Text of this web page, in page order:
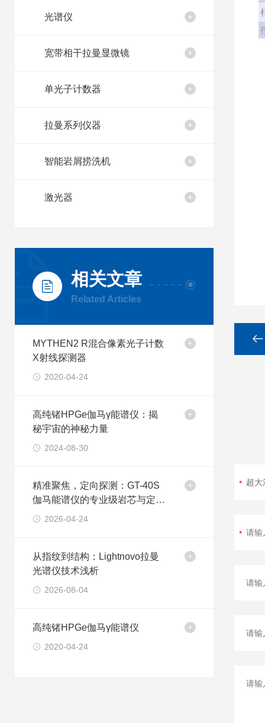
光谱仪
宽带相干拉曼显微镜
单光子计数器
拉曼系列仪器
智能岩屑捞洗机
激光器
相关文章
Related Articles
MYTHEN2 R混合像素光子计数
X射线探测器
2020-04-24
高纯锗HPGe伽马γ能谱仪：揭
秘宇宙的神秘力量
2024-08-30
精准聚焦，定向探测：GT-40S
伽马能谱仪的专业级岩芯与定点
测量解决方案
2026-04-24
从指纹到结构：Lightnovo拉曼
光谱仪技术浅析
2026-08-04
高纯锗HPGe伽马γ能谱仪
2020-04-24